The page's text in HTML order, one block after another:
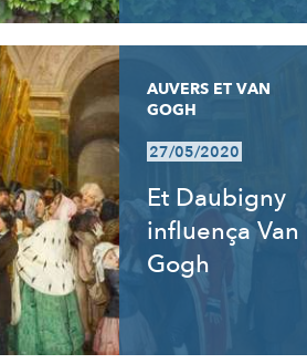
AUVERS ET VAN
GOGH
27/05/2020
Et Daubigny
influença Van
Gogh